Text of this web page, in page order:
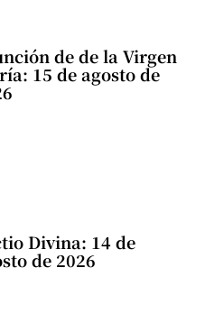
de de la Virgen
15 de agosto de
Divina: 14 de
de 2026